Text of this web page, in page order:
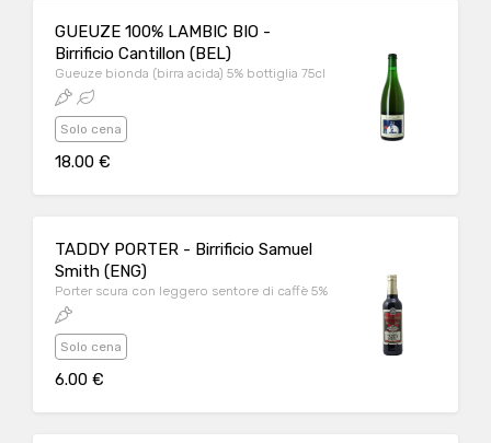
GUEUZE 100% LAMBIC BIO -
Birrificio Cantillon (BEL)
Gueuze bionda (birra acida) 5% bottiglia 75cl
Solo cena
18.00 €
TADDY PORTER - Birrificio Samuel
Smith (ENG)
Porter scura con leggero sentore di caffè 5%
Solo cena
6.00 €